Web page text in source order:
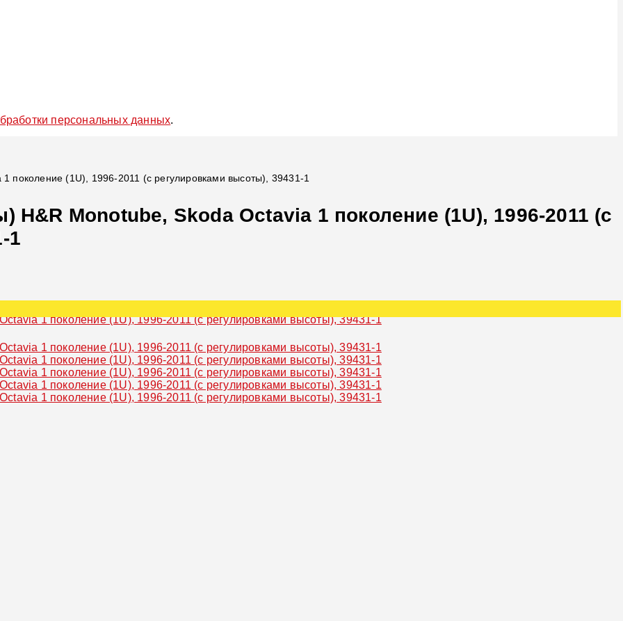
персональных данных.
поколение (1U), 1996-2011 (с регулировками высоты), 39431-1
H&R Monotube, Skoda Octavia 1 поколение (1U), 1996-2011 (с
1